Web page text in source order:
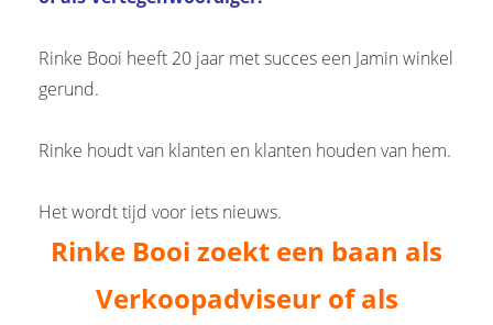
Rinke Booi heeft 20 jaar met succes een Jamin winkel
gerund.
Rinke houdt van klanten en klanten houden van hem.
Het wordt tijd voor iets nieuws.
Rinke Booi zoekt een baan als
Verkoopadviseur of als
website-